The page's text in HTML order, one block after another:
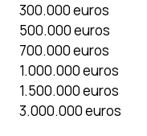
300.000 euros
500.000 euros
700.000 euros
1.000.000 euros
1.500.000 euros
3.000.000 euros